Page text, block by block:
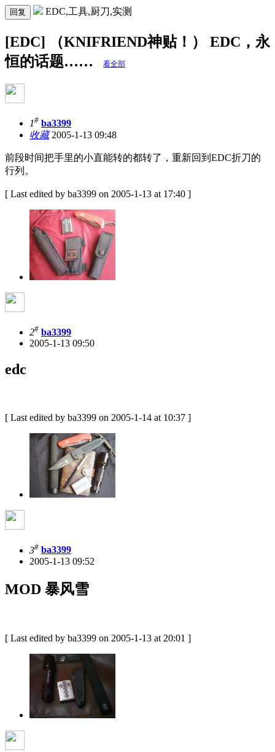
回复 EDC,工具,厨刀,实测
[EDC] （KNIFRIEND神贴！） EDC，永
恒的话题……
看全部
1# ba3399
收藏2005-1-13 09:48
前段时间把手里的小直能转的都转了，重新回到EDC折刀的
行列。
[ Last edited by ba3399 on 2005-1-13 at 17:40 ]
2# ba3399
2005-1-13 09:50
edc
[ Last edited by ba3399 on 2005-1-14 at 10:37 ]
3# ba3399
2005-1-13 09:52
MOD 暴风雪
[ Last edited by ba3399 on 2005-1-13 at 20:01 ]